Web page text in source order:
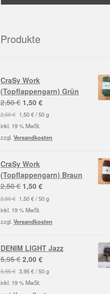
Produkte
CraSy Work
(Topflappengarn) Grün
2,50€ Ursprünglicher
Preis
war:
2,50 €
1,50€Aktueller
Preis
1,50 €.
2,50€ 1,50€/50 g
inkl. 19 % MwSt.
zzgl.Versandkosten
CraSy Work
(Topflappengarn) Braun
2,50€ Ursprünglicher
Preis
war:
2,50 €
1,50€Aktueller
Preis
1,50 €.
2,50€ 1,50€/50 g
inkl. 19 % MwSt.
zzgl.Versandkosten
DENIM LIGHT Jazz
5,95€ Ursprünglicher
Preis
war:
5,95 €
2,00€Aktueller
Preis
2,00 €.
5,95€ 3,95€/50 g
inkl. 19 % MwSt.